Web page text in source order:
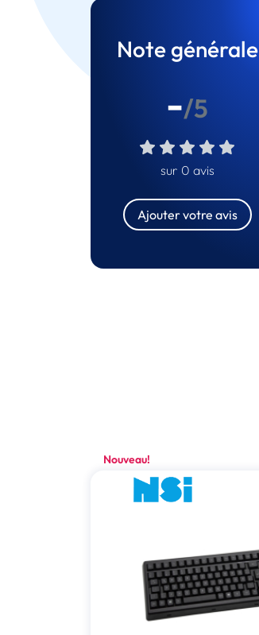
Note générale
-/5
sur 0 avis
Ajouter votre avis
Nouveau!